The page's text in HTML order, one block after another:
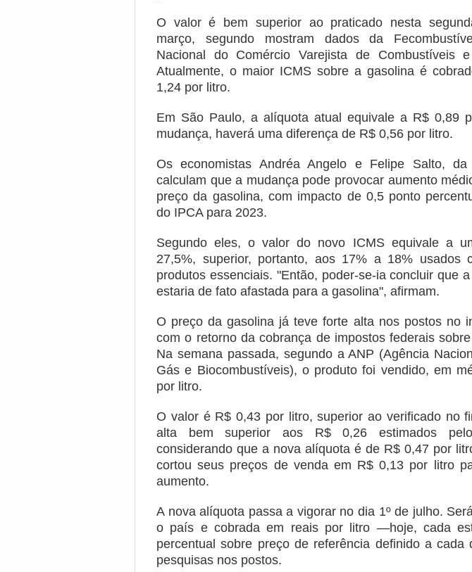
O valor é bem superior ao praticado nesta
março, segundo mostram dados da
Nacional do Comércio Varejista de Combustíveis e
Atualmente, o maior ICMS sobre a gasolina é
1,24 por litro.
Em São Paulo, a alíquota atual equivale a R$ 0,89
mudança, haverá uma diferença de R$ 0,56 por litro.
Os economistas Andréa Angelo e Felipe Salto, da
calculam que a mudança pode provocar aumento
preço da gasolina, com impacto de 0,5 ponto
do IPCA para 2023.
Segundo eles, o valor do novo ICMS equivale a
27,5%, superior, portanto, aos 17% a 18% usados
produtos essenciais. "Então, poder-se-ia concluir que
estaria de fato afastada para a gasolina", afirmam.
O preço da gasolina já teve forte alta nos postos no
com o retorno da cobrança de impostos federais
Na semana passada, segundo a ANP (Agência
Gás e Biocombustíveis), o produto foi vendido, em
por litro.
O valor é R$ 0,43 por litro, superior ao verificado no
alta bem superior aos R$ 0,26 estimados
considerando que a nova alíquota é de R$ 0,47 por
cortou seus preços de venda em R$ 0,13 por litro
aumento.
A nova alíquota passa a vigorar no dia 1º de julho.
o país e cobrada em reais por litro —hoje, cada
percentual sobre preço de referência definido a cada
pesquisas nos postos.